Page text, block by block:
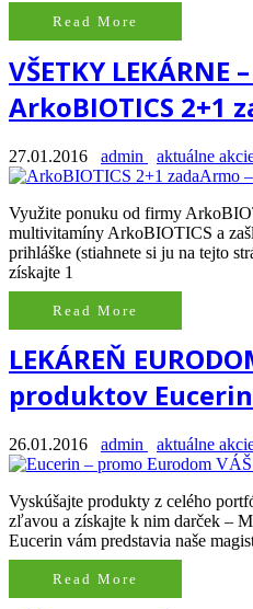
Read More
VŠETKY LEKÁRNE
ArkoBIOTICS 2+1
27.01.2016 admin aktuálne
Využite ponuku od firmy
multivitamíny ArkoBIOTICS a
prihláške (stiahnete si ju na tejto
získajte 1
Read More
LEKÁREŇ
produktov Eucerin
26.01.2016 admin aktuálne
Vyskúšajte produkty z celého
zľavou a získajte k nim darček –
Eucerin vám predstavia naše
Read More